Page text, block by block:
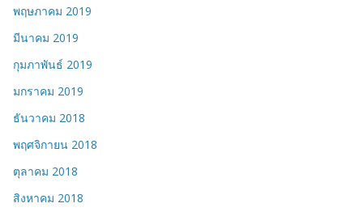
พฤษภาคม 2019
มีนาคม 2019
กุมภาพันธ์ 2019
มกราคม 2019
ธันวาคม 2018
พฤศจิกายน 2018
ตุลาคม 2018
สิงหาคม 2018